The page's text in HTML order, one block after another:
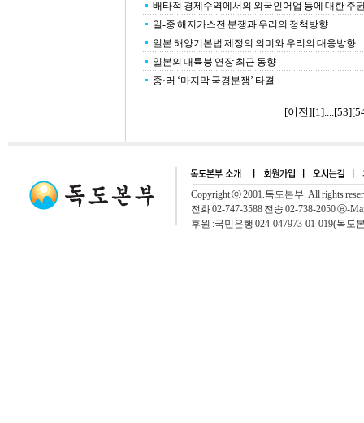
배타적 경제수역에서의 외국인어업 등에 대한 주
일-중 해저가스전 분쟁과 우리의 정책방향
일본 해양기본법 제정의 의미와 우리의 대응방향
일본의 대륙붕 연장 최근 동향
중·러 ‘마지막 국경분쟁’ 타결
[이전][1]....[53][
Copyright ⓒ 2001.독도본부. All rights
전화 02-747-3588 전송 02-738-2050 ⓔ-
후원 :국민은행 024-047973-01-019(독도